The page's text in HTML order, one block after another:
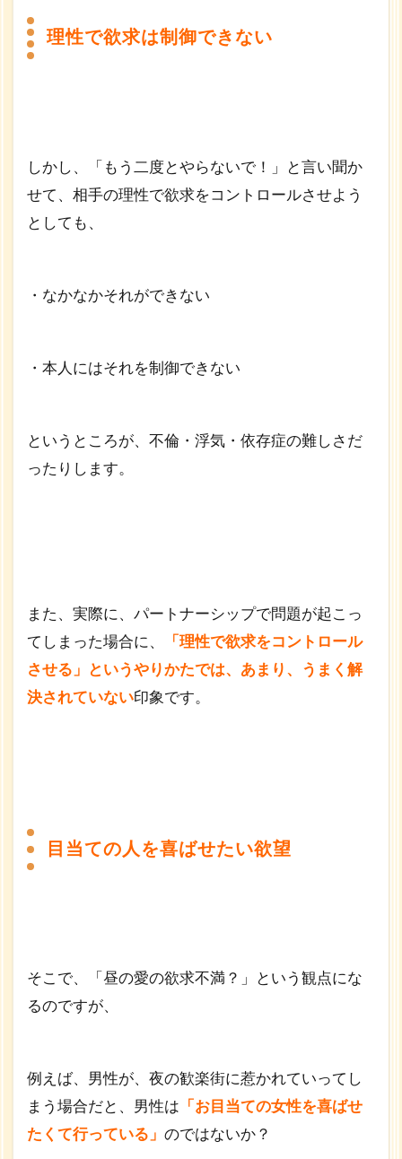
5
せ
る
精
神
楽
の
求
満
理性で欲求は制御できない
しかし、「もう二度とやらないで！」と言い聞か
せて、相手の理性で欲求をコントロールさせよう
としても、
・なかなかそれができない
・本人にはそれを制御できない
というところが、不倫・浮気・依存症の難しさだ
ったりします。
また、実際に、パートナーシップで問題が起こっ
てしまった場合に、
「理性で欲求をコントロール
させる」というやりかたでは、あまり、うまく解
決されていない印象です。
目当ての人を喜ばせたい欲望
そこで、「昼の愛の欲求不満？」という観点にな
るのですが、
例えば、男性が、夜の歓楽街に惹かれていってし
まう場合だと、男性は 「お目当ての女性を喜ばせ
たくて行っている」 のではないか？